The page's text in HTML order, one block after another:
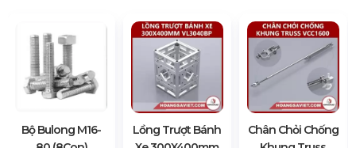
Bộ Bulong M16-
Lồng Trượt Bánh
Chân Chỏi Chống